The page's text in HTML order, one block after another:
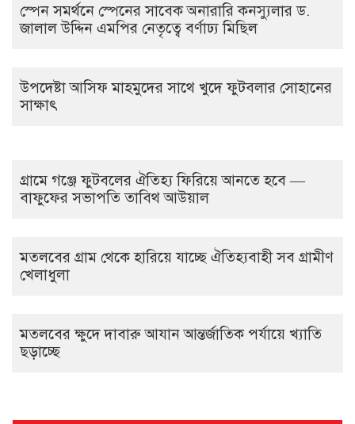
স্পেন সমর্থনে স্পেনের সাবেক অনারারি কনস্যুলার ড.
জালাল উদ্দিন এমপির নেতৃত্বে বর্ণাঢ্য মিছিল
উপদেষ্টা আসিফ মাহমুদের সাথে খুদে ফুটবলার সোহানের
সাক্ষাৎ
গ্রামে গঞ্জে ফুটবলের ঐতিহ্য ফিরিয়ে আনতে হবে —
বাফুফের সভাপতি তাবিথ আউয়াল
মতলবের গ্রাম থেকে হারিয়ে যাচ্ছে ঐতিহ্যবাহী সব গ্রামীণ
খেলাধুলা
মতলবের ক্ষুদে দাবারু আযান আন্তর্জাতিক পর্যায়ে খ্যাতি
ছড়াচ্ছে